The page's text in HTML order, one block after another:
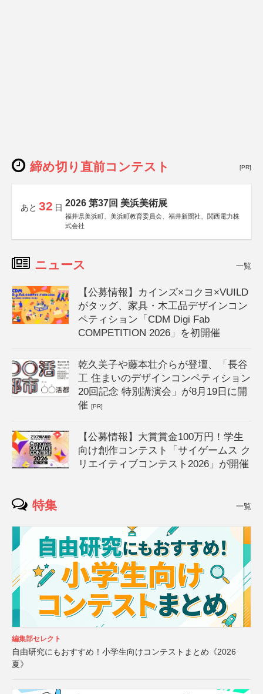
締め切り直前コンテスト [PR]
あと 32 日 2026 第37回 美浜美術展
福井県美浜町、美浜町教育委員会、福井新聞社、関西電力株
式会社
ニュース 一覧
【公募情報】カインズ×コクヨ×VUILD
がタッグ、家具・木工品デザインコン
ペティション「CDM Digi Fab
COMPETITION 2026」を初開催
乾久美子や藤本壮介らが登壇、「長谷
工 住まいのデザインコンペティション
20回記念 特別講演会」が8月19日に開
催[PR]
【公募情報】大賞賞金100万円！学生
向け創作コンテスト「サイゲームス ク
リエイティブコンテスト2026」が開催
特集 一覧
編集部セレクト
自由研究にもおすすめ！小学生向けコンテストまとめ《2026
夏》